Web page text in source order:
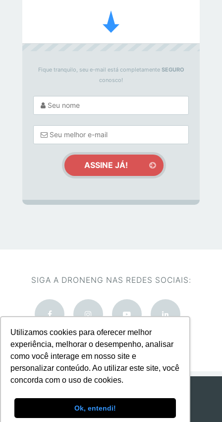
Utilizamos cookies para oferecer melhor
experiência, melhorar o desempenho, analisar
como você interage em nosso site e
personalizar conteúdo. Ao utilizar este site, você
concorda com o uso de cookies.
Ok, entendi!
Fique tranquilo, seu e-mail está completamente SEGURO
conosco!
SIGA A DRONENG NAS REDES SOCIAIS: